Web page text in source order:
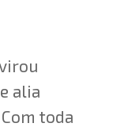
alia
toda